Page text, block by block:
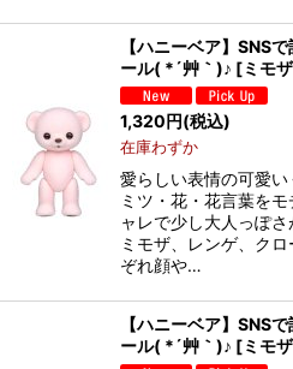
【ハニーベア】SNS
ール( *´艸｀)♪ [ミモ
1,320円(税込)
在庫わずか
愛らしい表情の可愛
ミツ・花・花言葉を
ャレで少し大人っぽ
ミモザ、レンゲ、ク
ぞれ顔や…
【ハニーベア】SNS
ール( *´艸｀)♪ [ミモ